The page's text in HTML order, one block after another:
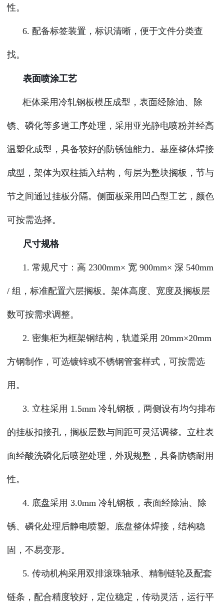
性。
6. 配备标签装置，标识清晰，便于文件分类查
找。
表面喷涂工艺
柜体采用冷轧钢板模压成型，表面经除油、除
锈、磷化等多道工序处理，采用亚光静电喷粉并经高
温塑化成型，具备较好的防锈蚀能力。基座整体焊接
成型，架体为双柱插入结构，每层为整块搁板，节与
节之间通过挂板分隔。侧面板采用凹凸型工艺，颜色
可按需选择。
尺寸规格
1. 常规尺寸：高 2300mm× 宽 900mm× 深 540mm
/ 组，标准配置六层搁板。架体高度、宽度及搁板层
数可按需求调整。
2. 密集柜为框架钢结构，轨道采用 20mm×20mm
方钢制作，可选镀锌或不锈钢管套样式，可按需选
用。
3. 立柱采用 1.5mm 冷轧钢板，两侧设有均匀排布
的挂板扣接孔，搁板层数与间距可灵活调整。立柱表
面经酸洗磷化后喷塑处理，外观规整，具备防锈耐用
性。
4. 底盘采用 3.0mm 冷轧钢板，表面经除油、除
锈、磷化处理后静电喷塑。底盘整体焊接，结构稳
固，不易变形。
5. 传动机构采用双排滚珠轴承、精制链轮及配套
链条，配合精度较好，定位稳定，传动灵活，运行平